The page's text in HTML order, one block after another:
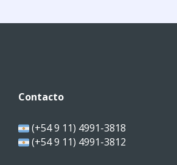
Contacto
(+54 9 11) 4991-3818
(+54 9 11) 4991-3812